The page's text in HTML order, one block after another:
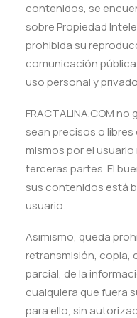
contenidos, se
sobre Propiedad
prohibida su
comunicación
uso personal y
FRACTALINA.COM
sean precisos o libres
mismos por el
terceras partes. El
sus contenidos está
usuario.
Asimismo, queda
retransmisión, copia,
parcial, de la
cualquiera que fuera
para ello, sin